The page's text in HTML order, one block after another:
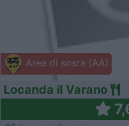
Area di sosta (AA)
Locanda il Varano